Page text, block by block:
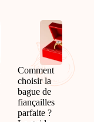
Comment
choisir la
bague de
fiançailles
parfaite ?